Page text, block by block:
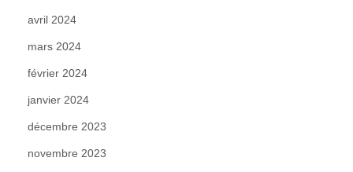
avril 2024
mars 2024
février 2024
janvier 2024
décembre 2023
novembre 2023